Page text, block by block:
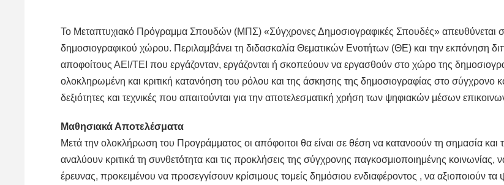
Το Μεταπτυχιακό Πρόγραμμα Σπουδών (ΜΠΣ) «Σύγχρονες Δημοσιογραφικές Σπουδές» απευθύνεται σε
δημοσιογραφικού χώρου. Περιλαμβάνει τη διδασκαλία Θεματικών Ενοτήτων (ΘΕ) και την εκπόνηση
αποφοίτους ΑΕΙ/ΤΕΙ που εργάζονταν, εργάζονται ή σκοπεύουν να εργασθούν στο χώρο της
ολοκληρωμένη και κριτική κατανόηση του ρόλου και της άσκησης της δημοσιογραφίας στο σύγχρονο
δεξιότητες και τεχνικές που απαιτούνται για την αποτελεσματική χρήση των ψηφιακών μέσων
Μαθησιακά Αποτελέσματα
Μετά την ολοκλήρωση του Προγράμματος οι απόφοιτοι θα είναι σε θέση να κατανοούν τη σημασία και
αναλύουν κριτικά τη συνθετότητα και τις προκλήσεις της σύγχρονης παγκοσμιοποιημένης κοινωνίας,
έρευνας, προκειμένου να προσεγγίσουν κρίσιμους τομείς δημόσιου ενδιαφέροντος , να αξιοποιούν